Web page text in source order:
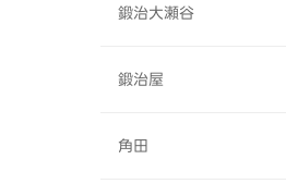
鍛治大瀬谷
鍛治屋
角田